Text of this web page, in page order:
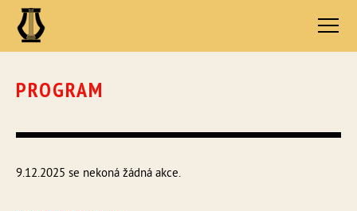
PROGRAM
9.12.2025 se nekoná žádná akce.